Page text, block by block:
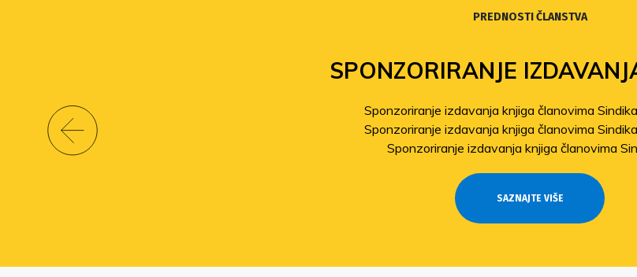
PREDNOSTI ČLANSTVA
SPONZORIRANJE
Sponzoriranje izdavanja knjiga članovima
Sponzoriranje izdavanja knjiga članovima
Sponzoriranje izdavanja knjiga članovima
SAZNAJTE VIŠE